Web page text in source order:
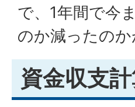
で、1年間で今
のか減ったの
資金収支